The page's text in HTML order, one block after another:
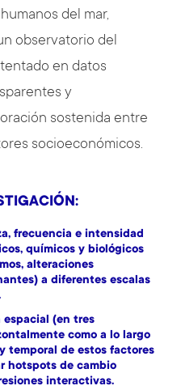
del mar,
observatorio del
en datos
y
sostenida entre
socioeconómicos.
frecuencia e intensidad
químicos y biológicos
alteraciones
a diferentes escalas
espacial (en tres
como a lo largo
temporal de estos factores
hotspots de cambio
interactivas.